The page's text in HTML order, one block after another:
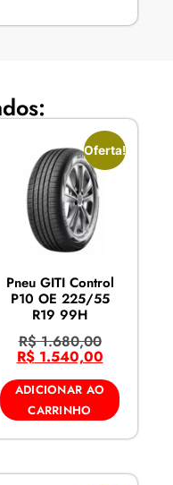
Oferta!
Pneu GITI Control
P10 OE 225/55
R19 99H
R$1.680,00
R$1.540,00
ADICIONAR AO
CARRINHO